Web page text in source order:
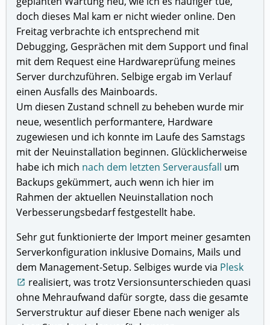
doch dieses Mal kam er nicht wieder online. Den
Freitag verbrachte ich entsprechend mit
Debugging, Gesprächen mit dem Support und final
mit dem Request eine Hardwareprüfung meines
Server durchzuführen. Selbige ergab im Verlauf
einen Ausfalls des Mainboards.
Um diesen Zustand schnell zu beheben wurde mir
neue, wesentlich performantere, Hardware
zugewiesen und ich konnte im Laufe des Samstags
mit der Neuinstallation beginnen. Glücklicherweise
habe ich mich nach dem letzten Serverausfall um
Backups gekümmert, auch wenn ich hier im
Rahmen der aktuellen Neuinstallation noch
Verbesserungsbedarf festgestellt habe.
Sehr gut funktionierte der Import meiner gesamten
Serverkonfiguration inklusive Domains, Mails und
dem Management-Setup. Selbiges wurde via Plesk
open_in_new realisiert, was trotz Versionsunterschieden quasi
ohne Mehraufwand dafür sorgte, dass die gesamte
Serverstruktur auf dieser Ebene nach weniger als